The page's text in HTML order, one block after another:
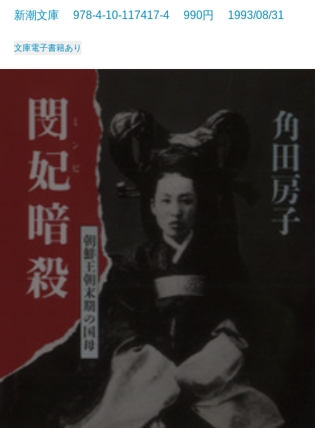
新潮文庫 978-4-10-117417-4 990円 1993/08/31
文庫電子書籍あり